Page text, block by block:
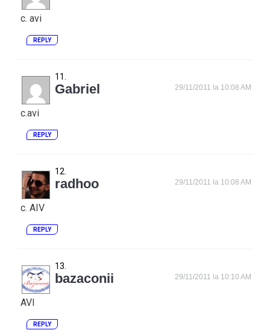
c. avi
REPLY
Gabriel 29/11/2011 la 10:08 AM
c.avi
REPLY
radhoo 29/11/2011 la 10:08 AM
c. AIV
REPLY
bazaconii 29/11/2011 la 10:10 AM
AVI
REPLY